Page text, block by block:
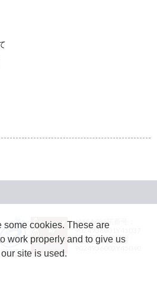
JASRAC許諾番号：
9024936001Y45037
JASRAC許諾番号：
some cookies. These are
work properly and to give us
site is used.